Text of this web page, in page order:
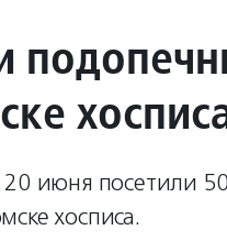
20 июня посетили
хосписа.